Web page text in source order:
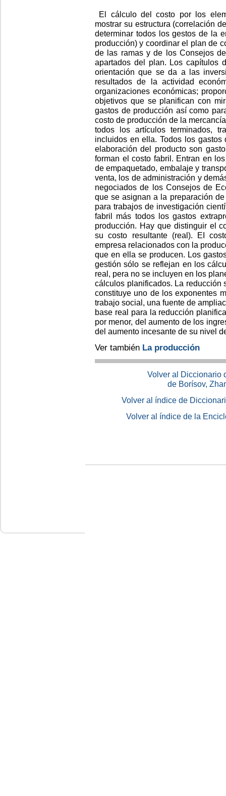
El cálculo del costo por los
mostrar su estructura (correlación
determinar todos los gestos de la
producción) y coordinar el plan de
de las ramas y de los Consejos
apartados del plan. Los capítulos
orientación que se da a las
resultados de la actividad
organizaciones económicas;
objetivos que se planifican con
gastos de producción así como
costo de producción de la
todos los artículos terminados,
incluidos en ella. Todos los
elaboración del producto son
forman el costo fabril. Entran en
de empaquetado, embalaje y
venta, los de administración y
negociados de los Consejos de
que se asignan a la preparación
para trabajos de investigación
fabril más todos los gastos
producción. Hay que distinguir el
su costo resultante (real). EI
empresa relacionados con la
que en ella se producen. Los
gestión sólo se reflejan en los
real, pera no se incluyen en los
cálculos planificados. La reducción
constituye uno de los exponentes
trabajo social, una fuente de
base real para la reducción
por menor, del aumento de los
del aumento incesante de su nivel
Ver también La producción
Volver al Diccionario
de Borísov,
Volver al índice de
Volver al índice de la